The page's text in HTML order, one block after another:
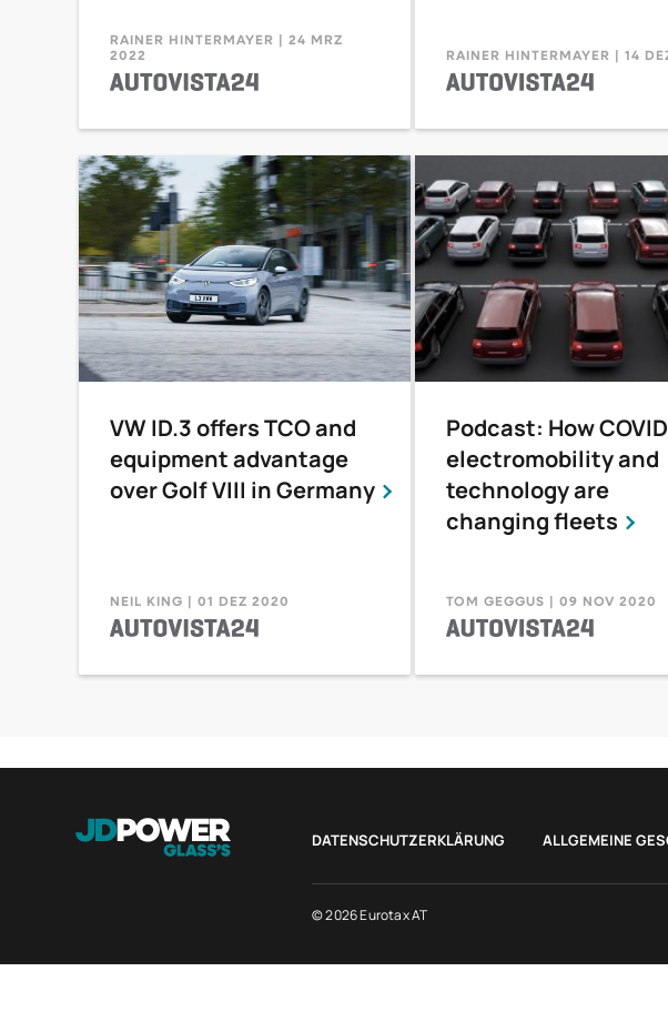
RAINER HINTERMAYER | 24 MRZ
2022
RAINER HINTERMAYER | 14
VW ID.3 offers TCO and
equipment advantage
over Golf VIII in Germany
NEIL KING | 01 DEZ 2020
Podcast: How
electromobility and
technology are
changing fleets
TOM GEGGUS | 09 NOV 2020
DATENSCHUTZERKLÄRUNG ALLGEMEINE
© 2026 Eurotax AT